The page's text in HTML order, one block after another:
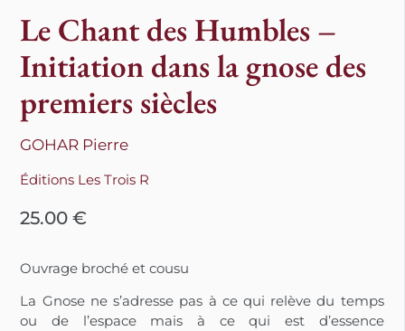
Le Chant des Humbles –
Initiation dans la gnose des
premiers siècles
GOHAR Pierre
Éditions Les Trois R
25.00€
Ouvrage broché et cousu
La Gnose ne s’adresse pas à ce qui relève du temps
ou de l’espace mais à ce qui est d’essence